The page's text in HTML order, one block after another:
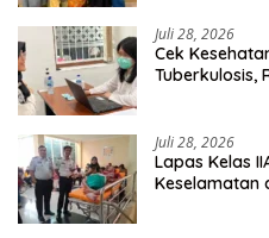
Juli 28, 2026
Cek
Tuberkulosis,
Juli 28, 2026
Lapas Kelas
Keselamatan